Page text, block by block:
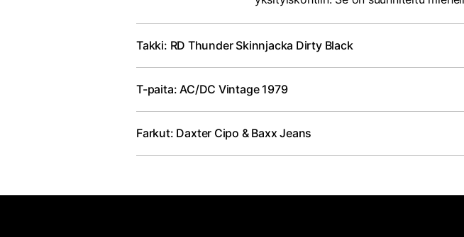
Takki: RD Thunder Skinnjacka Dirty Black
T-paita: AC/DC Vintage 1979
Farkut: Daxter Cipo & Baxx Jeans